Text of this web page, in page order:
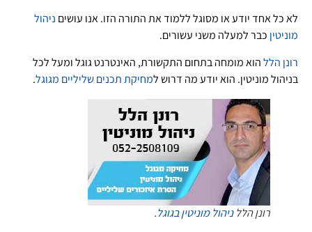
לא כל אחד יודע או מסוגל ללמוד את התורה הזו. אנו עושים ניהול
מוניטין כבר למעלה משני עשורים.
רונן הללהוא מומחה בתחום התקשורת, האינטרנט גוגל ומעל לכל
בניהול מוניטין. הוא יודע מה דרוש למחיקת תכנים שליליים מגוגל.
רונן הללניהול מוניטין בגוגל.